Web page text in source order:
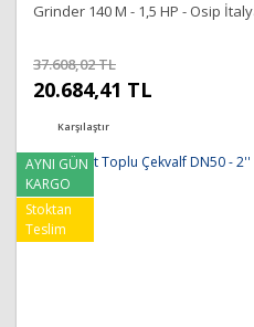
Grinder 140 M - 1,5 HP - Osip
37.608,02 TL
20.684,41 TL
Karşılaştır
AYNI GÜN
KARGO
Stoktan
Teslim